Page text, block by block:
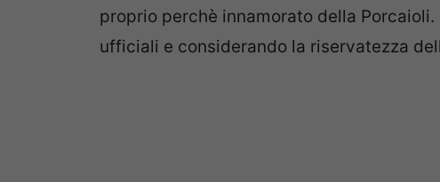
proprio perchè innamorato della
ufficiali e considerando la riservatezza